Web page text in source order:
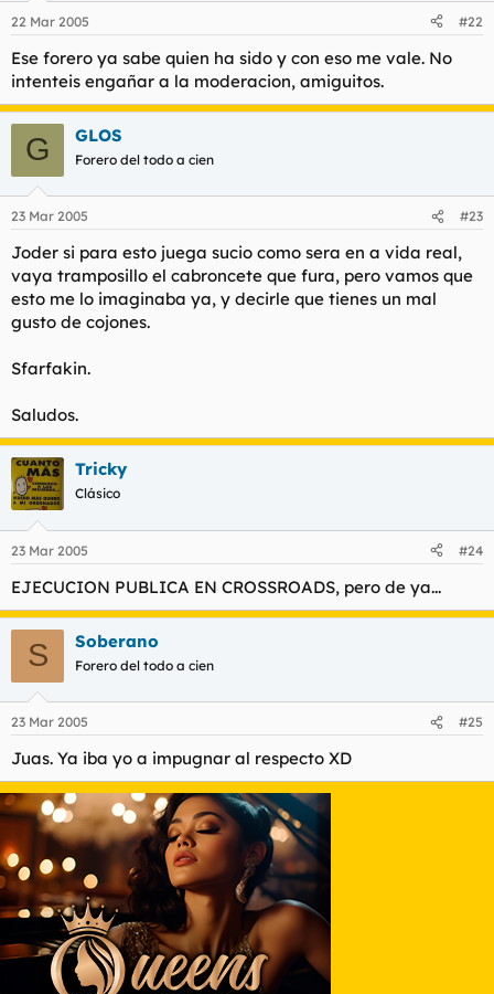
22 Mar 2005 #22
Ese forero ya sabe quien ha sido y con eso me vale. No
intenteis engañar a la moderacion, amiguitos.
G GLOS
Forero del todo a cien
23 Mar 2005 #23
Joder si para esto juega sucio como sera en a vida real,
vaya tramposillo el cabroncete que fura, pero vamos que
esto me lo imaginaba ya, y decirle que tienes un mal
gusto de cojones.
Sfarfakin.
Saludos.
Tricky
Clásico
23 Mar 2005 #24
EJECUCION PUBLICA EN CROSSROADS, pero de ya...
S Soberano
Forero del todo a cien
23 Mar 2005 #25
Juas. Ya iba yo a impugnar al respecto XD